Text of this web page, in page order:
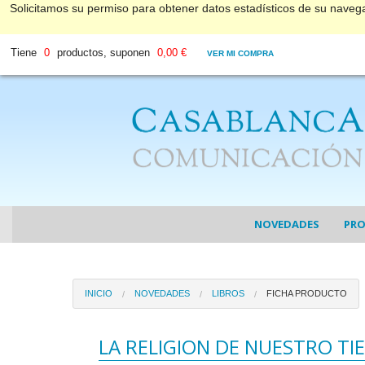
Solicitamos su permiso para obtener datos estadísticos de su
Tiene 0 productos, suponen 0,00 € VER MI COMPRA
NOVEDADES
INICIO NOVEDADES LIBROS FICHA PRODUCTO
LA RELIGION DE NUESTRO